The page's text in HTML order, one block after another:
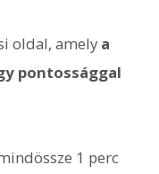
oldal, amely a
pontossággal
1 perc